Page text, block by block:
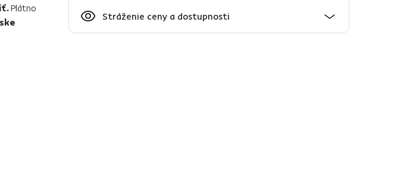
Stráženie ceny a dostupnosti
Plátno